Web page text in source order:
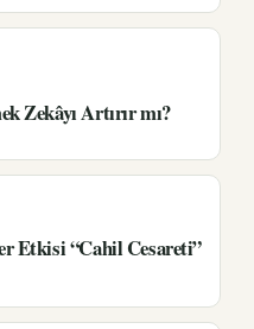
Zekâyı Artırır mı?
Etkisi “Cahil Cesareti”